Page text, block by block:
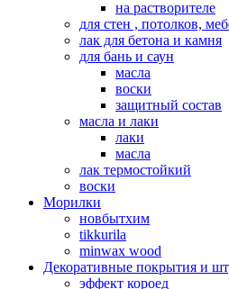
на растворителе
для стен , потолков,
лак для бетона и камня
для бань и саун
масла
воски
защитный состав
масла и лаки
лаки
масла
лак термостойкий
воски
Морилки
новбытхим
tikkurila
minwax wood
Декоративные покрытия и
эффект короед